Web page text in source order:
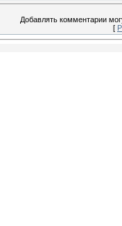
Добавлять комментарии
[